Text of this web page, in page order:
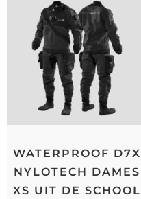
WATERPROOF D7X
NYLOTECH DAMES
XS UIT DE SCHOOL